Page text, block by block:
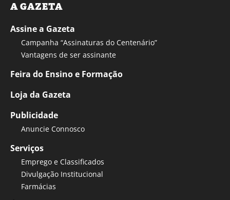
A GAZETA
Assine a Gazeta
Campanha “Assinaturas do Centenário”
Vantagens de ser assinante
Feira do Ensino e Formação
Loja da Gazeta
Publicidade
Anuncie Connosco
Serviços
Emprego e Classificados
Divulgação Institucional
Farmácias